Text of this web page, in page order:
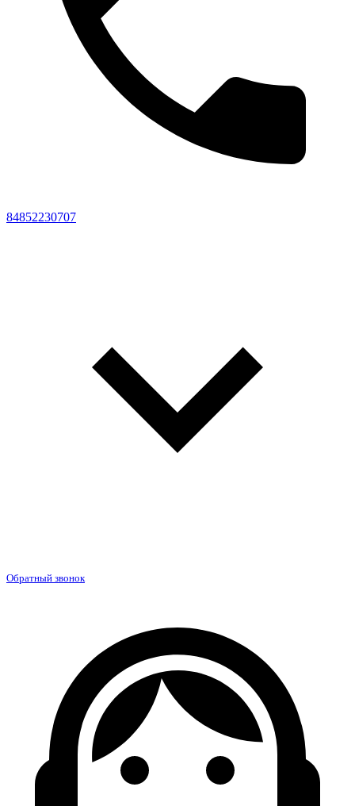
84852230707
Обратный звонок